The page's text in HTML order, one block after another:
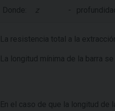
Donde: z -
La resistencia total a la
La longitud mínima de la barra se
En el caso de que la longitud de